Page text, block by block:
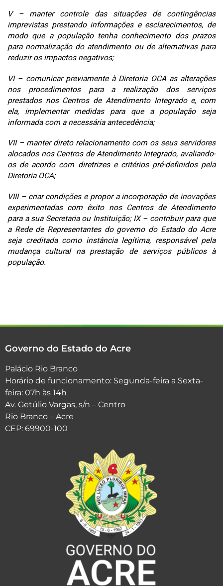
V – manter controle das situações de contingências
imprevistas prestando informações e esclarecimentos, de
modo que a população tenha conhecimento dos prazos
para normalização do atendimento ou de alternativas para
reduzir os impactos negativos;
VI – comunicar previamente à Diretoria OCA as alterações
nos procedimentos para a realização dos serviços
prestados nos Centros de Atendimento Integrado e, com
ela, implementar medidas para que a população seja
informada com a necessária antecedência;
VII – manter direto relacionamento com os seus servidores
alocados nos Centros de Atendimento Integrado, avaliando-
os de acordo com diretrizes e critérios pré-definidos pela
Diretoria OCA;
VIII – criar condições e propor a incorporação de inovações
experimentadas com êxito nos Centros de Atendimento
para a sua Secretaria ou Instituição; IX – contribuir para que
a Rede de Representantes do governo do Estado do Acre
seja creditada como instância legítima, responsável pela
mudança cultural na prestação de serviços públicos à
população.
Governo do Estado do Acre
Palácio Rio Branco
Horário de funcionamento: Segunda-feira a Sexta-
feira: 07h às 14h
Av. Getúlio Vargas, s/n – Centro
Rio Branco – Acre
CEP: 69900-100